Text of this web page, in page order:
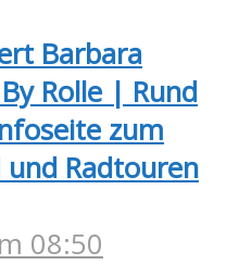
Barbara
Rolle | Rund
zum
Radtouren
08:50